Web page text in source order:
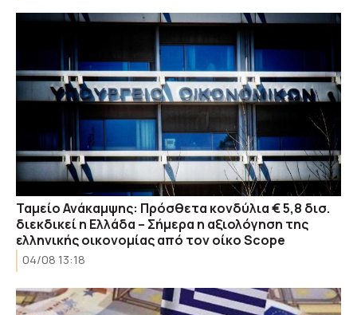
Ταμείο Ανάκαμψης: Πρόσθετα κονδύλια € 5,8 δισ.
διεκδικεί η Ελλάδα – Σήμερα η αξιολόγηση της
ελληνικής οικονομίας από τον οίκο Scope
04/08 13:18